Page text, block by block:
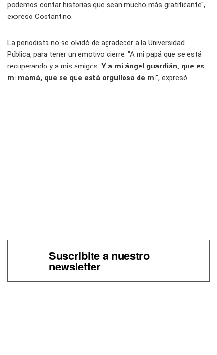
podemos contar historias que sean mucho más gratificante",
expresó Costantino.
La periodista no se olvidó de agradecer a la Universidad
Pública, para tener un emotivo cierre. "A mi papá que se está
recuperando y a mis amigos. Y a mi ángel guardián, que es
mi mamá, que se que está orgullosa de mí", expresó.
Suscribite a nuestro
newsletter